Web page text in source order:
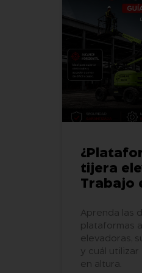
tijera
Trabajo
Aprenda las
plataformas
elevadoras,
y cuál utilizar
en altura.